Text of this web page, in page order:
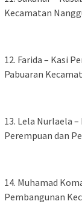
Kecamatan
‎12. Farida – Kasi
Pabuaran
‎13. Lela Nurlaela
Perempuan dan
‎14. Muhamad
Pembangunan